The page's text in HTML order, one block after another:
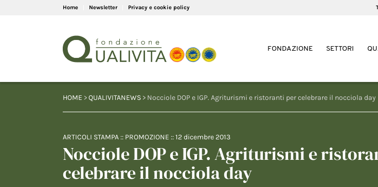
Home Newsletter Privacy e cookie policy
FONDAZIONE SETTORI
HOME >QUALIVITANEWS > Nocciole DOP e IGP. Agriturismi e ristoranti per celebrare il nocciola day
ARTICOLI STAMPA :: PROMOZIONE ::12 dicembre 2013
Nocciole DOP e IGP. Agriturismi e
celebrare il nocciola day